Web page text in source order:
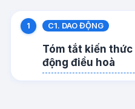
C1. DAO ĐỘNG
Tóm tắt kiến
động điều hoà